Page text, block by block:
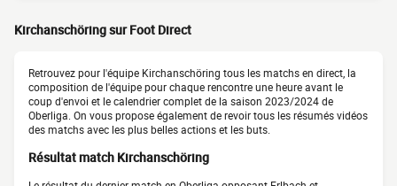
Kirchanschöring sur Foot Direct
Retrouvez pour l'équipe Kirchanschöring tous les matchs en direct, la
composition de l'équipe pour chaque rencontre une heure avant le
coup d'envoi et le calendrier complet de la saison 2023/2024 de
Oberliga. On vous propose également de revoir tous les résumés vidéos
des matchs avec les plus belles actions et les buts.
Résultat match Kirchanschöring